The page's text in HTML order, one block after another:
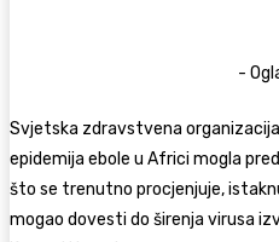
-
Svjetska zdravstvena organizacija
epidemija ebole u Africi mogla
što se trenutno procjenjuje,
mogao dovesti do širenja virusa